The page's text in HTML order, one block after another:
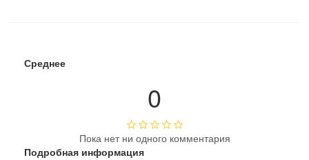
Среднее
0
Пока нет ни одного комментария
Подробная информация